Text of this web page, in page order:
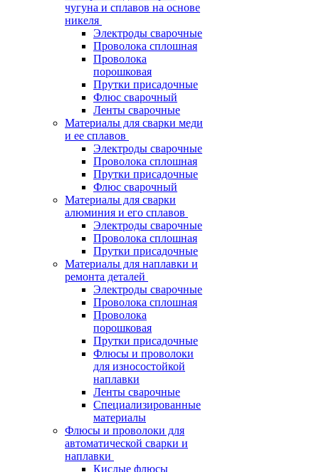
чугуна и сплавов на основе
никеля
Электроды сварочные
Проволока сплошная
Проволока
порошковая
Прутки присадочные
Флюс сварочный
Ленты сварочные
Материалы для сварки меди
и ее сплавов
Электроды сварочные
Проволока сплошная
Прутки присадочные
Флюс сварочный
Материалы для сварки
алюминия и его сплавов
Электроды сварочные
Проволока сплошная
Прутки присадочные
Материалы для наплавки и
ремонта деталей
Электроды сварочные
Проволока сплошная
Проволока
порошковая
Прутки присадочные
Флюсы и проволоки
для износостойкой
наплавки
Ленты сварочные
Специализированные
материалы
Флюсы и проволоки для
автоматической сварки и
наплавки
Кислые флюсы